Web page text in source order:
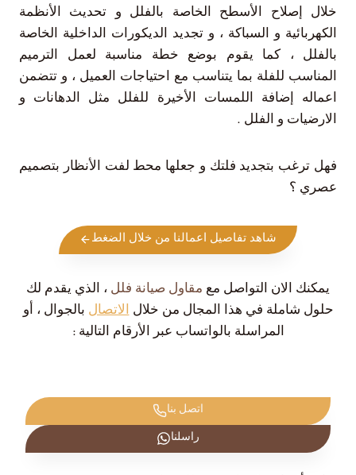
خلال إصلاح الأسطح الخاصة بالفلل و تحديث الأنظمة
الكهربائية و السباكة ، و تجديد الديكورات الداخلية الخاصة
بالفلل ، كما يقوم بوضع خطة مناسبة لعمل الترميم
المناسب للفلة بما يتناسب مع احتياجات العميل ، و تتضمن
اعماله إضافة اللمسات الأخيرة للفلل مثل الدهانات و
الارضيات و الفلل .
فهل ترغب بتجديد فلتك و جعلها محط لفت الأنظار بتصميم
عصري ؟
شاهد تفاصيل اعمالنا من خلال الضغط
يمكنك الان التواصل مع مقاول صيانة فلل ، الذي يقدم لك
حلول شاملة في هذا المجال من خلالالاتصال بالجوال ، أو
المراسلة بالواتساب عبر الأرقام التالية :
اتصل بنا
راسلنا